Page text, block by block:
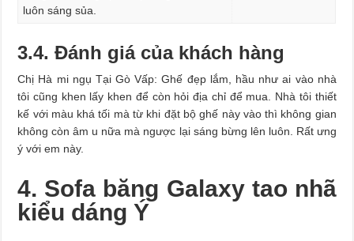
luôn sáng sủa.
3.4. Đánh giá của khách hàng
Chị Hà mi ngụ Tại Gò Vấp: Ghế đẹp lắm, hầu như ai vào nhà
tôi cũng khen lấy khen để còn hỏi địa chỉ để mua. Nhà tôi thiết
kế với màu khá tối mà từ khi đặt bộ ghế này vào thì không gian
không còn âm u nữa mà ngược lại sáng bừng lên luôn. Rất ưng
ý với em này.
4. Sofa băng Galaxy tao nhã
kiểu dáng Ý